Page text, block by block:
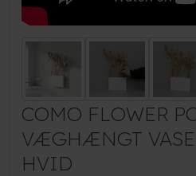
COMO FLOWER
VÆGHÆNGT
HVID